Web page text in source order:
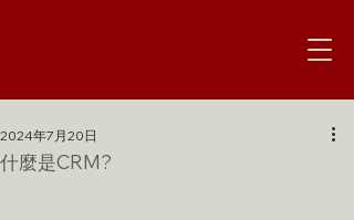
什麼是CRM?
2024年7月20日